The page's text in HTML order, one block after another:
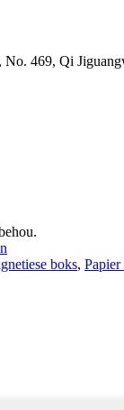
469, Qi
boks, Papier